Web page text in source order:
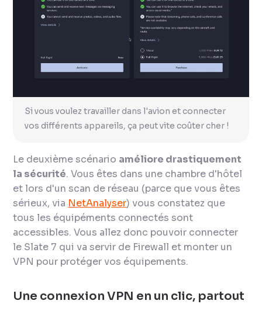
Si vous voulez travailler dans l'avion et connecter
vos différents appareils, ça peut vite coûter cher !
Le deuxième scénario améliore drastiquement
la sécurité. Vous êtes dans une chambre d'hôtel
et lors d'un scan de réseau (parce que vous êtes
sérieux, via NetAnalyser) vous constatez que
tous les équipéments connectés sont
accessibles. Vous allez donc pouvoir connecter
le Slate 7 qui va servir de Firewall et monter un
VPN pour protéger vos équipements.
Une connexion VPN en un clic, partout